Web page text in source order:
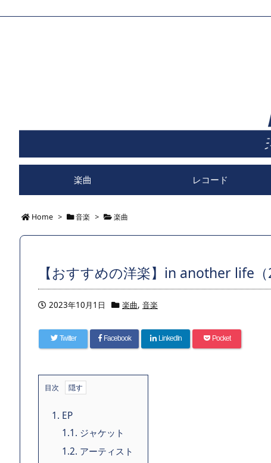
楽曲 レコード
Home > 音楽 > 楽曲
【おすすめの洋楽】in another life
2023年10月1日 楽曲, 音楽
Twitter Facebook LinkedIn Pocket
目次
1. EP
1.1. ジャケット
1.2. アーティスト